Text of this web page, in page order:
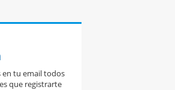
en tu email todos
que registrarte